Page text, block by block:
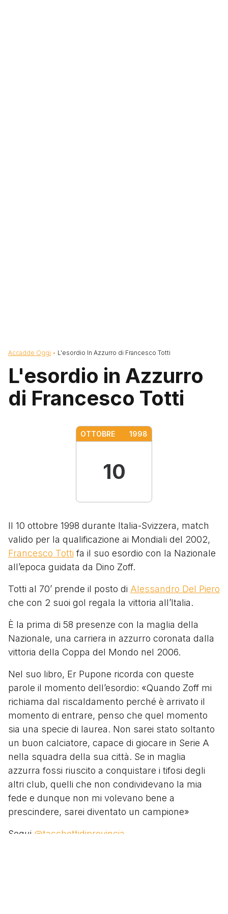
Briciole di pane
Accadde Oggi L'esordio In Azzurro di Francesco Totti
L'esordio in Azzurro
di Francesco Totti
OTTOBRE 1998
10
Il 10 ottobre 1998 durante Italia-Svizzera, match
valido per la qualificazione ai Mondiali del 2002,
Francesco Totti fa il suo esordio con la Nazionale
all’epoca guidata da Dino Zoff.
Totti al 70’ prende il posto di Alessandro Del Piero
che con 2 suoi gol regala la vittoria all’Italia.
È la prima di 58 presenze con la maglia della
Nazionale, una carriera in azzurro coronata dalla
vittoria della Coppa del Mondo nel 2006.
Nel suo libro, Er Pupone ricorda con queste
parole il momento dell’esordio: «Quando Zoff mi
richiama dal riscaldamento perché è arrivato il
momento di entrare, penso che quel momento
sia una specie di laurea. Non sarei stato soltanto
un buon calciatore, capace di giocare in Serie A
nella squadra della sua città. Se in maglia
azzurra fossi riuscito a conquistare i tifosi degli
altri club, quelli che non condividevano la mia
fede e dunque non mi volevano bene a
prescindere, sarei diventato un campione»
Segui @tacchettidiprovincia